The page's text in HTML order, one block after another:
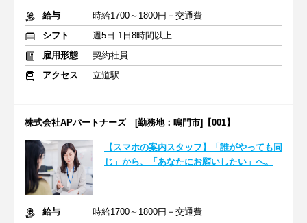
給与
時給1700～1800円＋交通費
シフト
週5日 1日8時間以上
雇用形態
契約社員
アクセス
立道駅
株式会社APパートナーズ [勤務地：鳴門市]【001】
【スマホの案内スタッフ】「誰がやっても同
じ」から、「あなたにお願いしたい」へ。
給与
時給1700～1800円＋交通費